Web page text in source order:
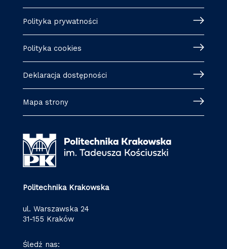
Polityka prywatności
Polityka cookies
Deklaracja dostępności
Mapa strony
Politechnika Krakowska
ul. Warszawska 24
31-155 Kraków
Śledź nas: